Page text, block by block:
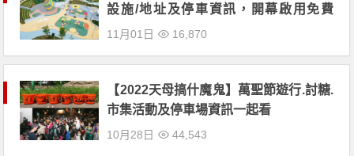
設施/地址及停車資訊，開幕啟用免費
玩！
11月01日 16,870
【2022天母搞什魔鬼】萬聖節遊行.討糖.
市集活動及停車場資訊一起看
10月28日 44,543